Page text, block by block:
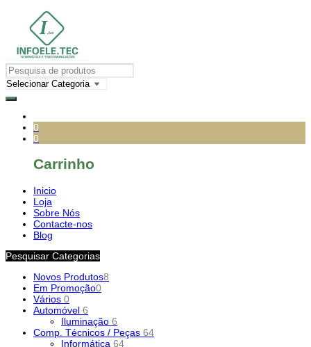
0
0
Carrinho
Inicio
Loja
Sobre Nós
Contacte-nos
Blog
Pesquisar Categorias
Novos Produtos8
Em Promoção0
Vários 0
Automóvel 6
Iluminação 6
Comp. Técnicos / Peças 64
Informática 64